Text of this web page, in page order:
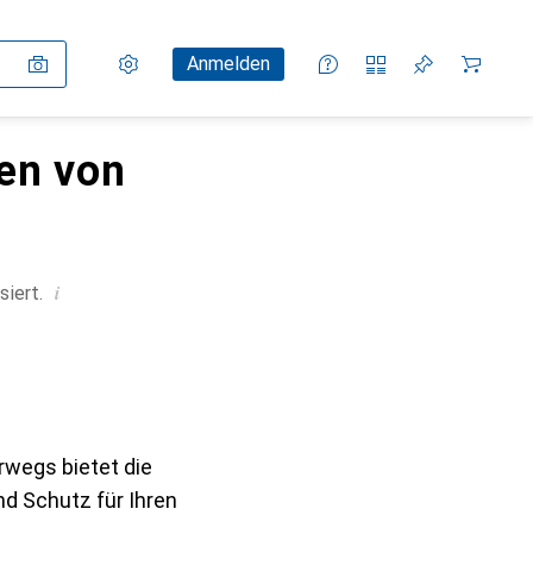
Einstellungen
KundenkontoAnmelden
Vergleichslisten
Merklisten
Warenkorb
von
i
bietet die
Schutz für Ihren